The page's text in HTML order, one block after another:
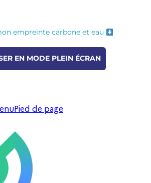
empreinte carbone et eau
EN MODE PLEIN ÉCRAN